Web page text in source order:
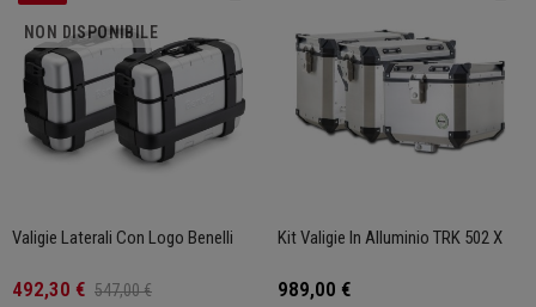
NON DISPONIBILE
Valigie Laterali Con Logo Benelli
492,30 € 547,00 €
Kit Valigie In Alluminio TRK 502 X
989,00 €